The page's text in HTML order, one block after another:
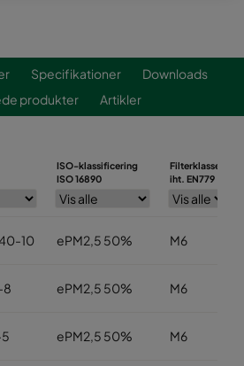
Specifikationer
Downloads
produkter
Artikler
ISO-klassificering
ISO 16890
Filterklasse
iht. EN779
10 ePM2,5 50% M6
8 ePM2,5 50% M6
ePM2,5 50% M6